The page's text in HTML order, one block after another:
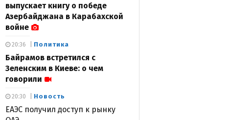
выпускает книгу о победе
Азербайджана в Карабахской
войне
Политика
Байрамов встретился с
Зеленским в Киеве: о чем
говорили
20:36
Новость
ЕАЭС получил доступ к рынку
20:30